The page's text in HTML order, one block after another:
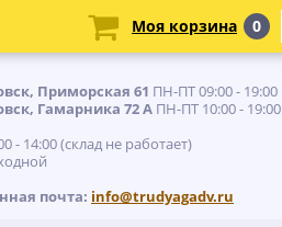
Приморская 61 ПН-ПТ 09:00 - 19:00
Гамарника 72 А ПН-ПТ 10:00 - 19:00
14:00 (склад не работает)
почта: info@trudyagadv.ru
Моя корзина 0